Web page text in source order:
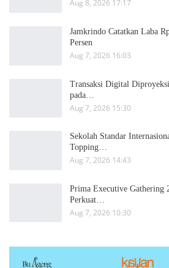
Aug 8, 2026 17:17
Jamkrindo Catatkan Laba
Persen
Aug 7, 2026 16:03
Transaksi Digital
pada…
Aug 7, 2026 15:30
Sekolah Standar
Topping…
Aug 7, 2026 14:43
Prima Executive Gathering
Perkuat…
Aug 7, 2026 10:30